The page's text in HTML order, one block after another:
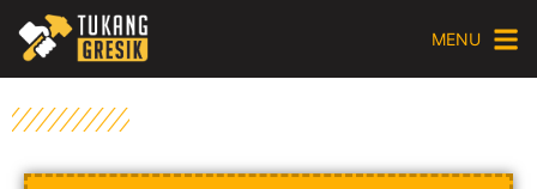
MENU